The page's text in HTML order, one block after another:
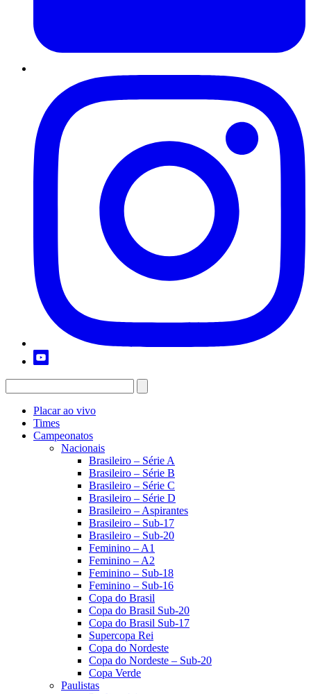
Placar ao vivo
Times
Campeonatos
Nacionais
Brasileiro – Série A
Brasileiro – Série B
Brasileiro – Série C
Brasileiro – Série D
Brasileiro – Aspirantes
Brasileiro – Sub-17
Brasileiro – Sub-20
Feminino – A1
Feminino – A2
Feminino – Sub-18
Feminino – Sub-16
Copa do Brasil
Copa do Brasil Sub-20
Copa do Brasil Sub-17
Supercopa Rei
Copa do Nordeste
Copa do Nordeste – Sub-20
Copa Verde
Paulistas